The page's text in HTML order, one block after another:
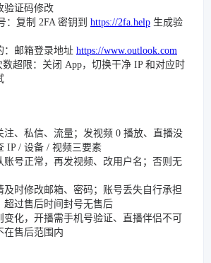
验证码修改
：复制 2FA 密钥到 https://2fa.help 生成验
：邮箱登录地址 https://www.outlook.com
超限：关闭 App，切换干净 IP 和对应时
注、私信、流量；发视频 0 播放、直播没
IP / 设备 / 视频三要素
账号正常，再发视频、改用户名；否则无
及时修改邮箱、密码；账号丢失自行承担
超过售后时间封号无售后
变化，开播需手机号验证、直播伴侣不可
在售后范围内